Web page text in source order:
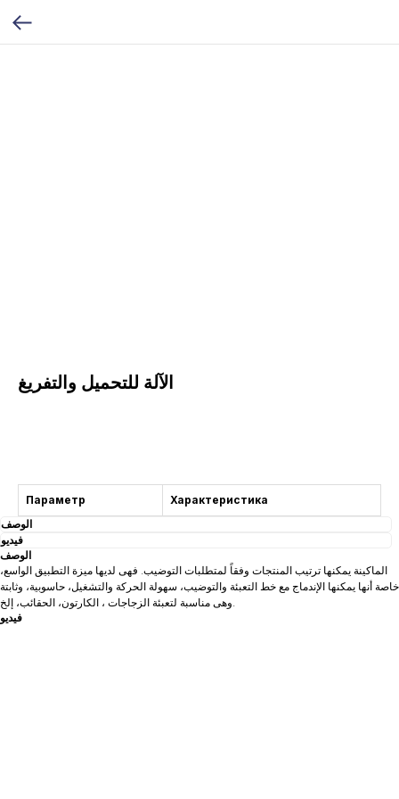
الآلة للتحميل والتفريغ
Параметр
Характеристика
الوصف
فيديو
الوصف
الماكينة يمكنها ترتيب المنتجات وفقاً لمتطلبات التوضيب. فهى لديها ميزة التطبيق الواسع،
خاصة أنها يمكنها الإندماج مع خط التعبئة والتوضيب، سهولة الحركة والتشغيل، حاسوبية، وثابتة
وهى مناسبة لتعبئة الزجاجات ، الكارتون، الحقائب، إلخ.
فيديو